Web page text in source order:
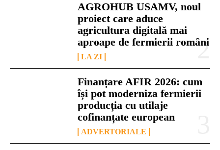
AGROHUB USAMV, noul
proiect care aduce
agricultura digitală mai
aproape de fermierii români
LA ZI
Finanțare AFIR 2026: cum
își pot moderniza fermierii
producția cu utilaje
cofinanțate european
ADVERTORIALE